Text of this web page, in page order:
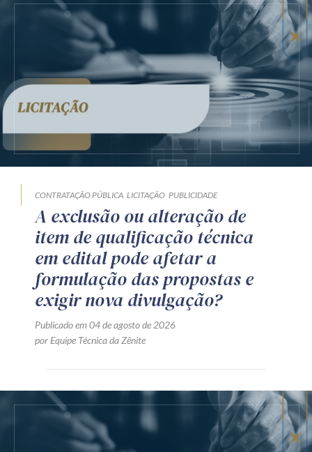
CONTRATAÇÃO PÚBLICA LICITAÇÃO PUBLICIDADE
A exclusão ou alteração de
item de qualificação técnica
em edital pode afetar a
formulação das propostas e
exigir nova divulgação?
Publicado em 04 de agosto de 2026
por Equipe Técnica da Zênite